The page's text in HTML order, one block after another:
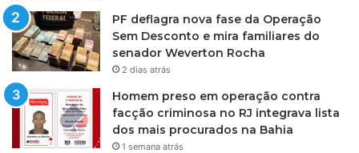
PF deflagra nova fase da Operação
Sem Desconto e mira familiares do
senador Weverton Rocha
2 dias atrás
Homem preso em operação contra
facção criminosa no RJ integrava lista
dos mais procurados na Bahia
1 semana atrás